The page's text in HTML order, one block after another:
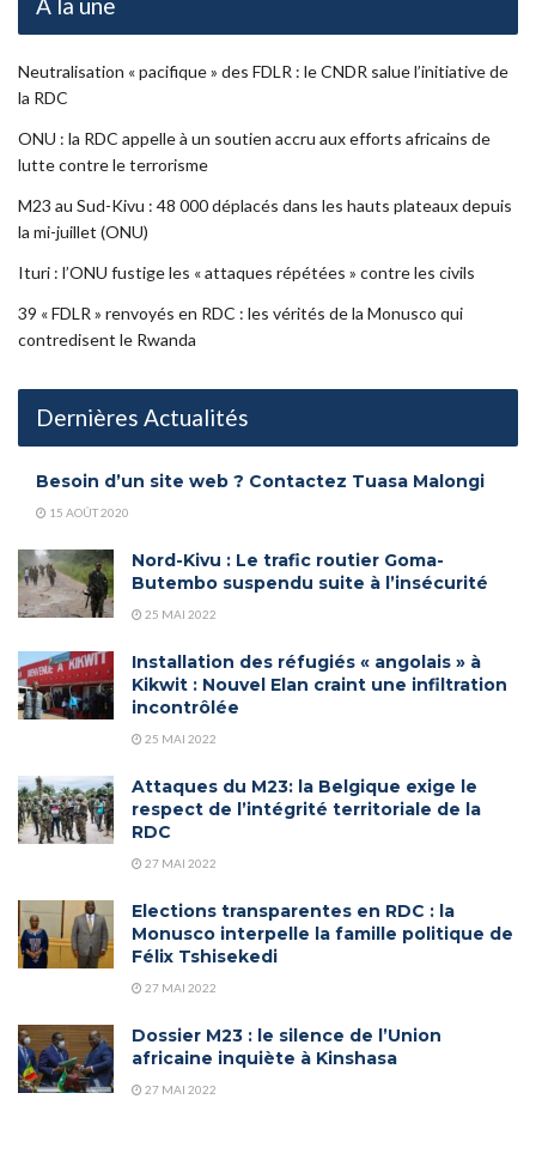
Neutralisation « pacifique » des FDLR : le CNDR salue l’initiative de
la RDC
ONU : la RDC appelle à un soutien accru aux efforts africains de
lutte contre le terrorisme
M23 au Sud-Kivu : 48 000 déplacés dans les hauts plateaux depuis
la mi-juillet (ONU)
Ituri : l’ONU fustige les « attaques répétées » contre les civils
39 « FDLR » renvoyés en RDC : les vérités de la Monusco qui
contredisent le Rwanda
Dernières Actualités
Besoin d’un site web ? Contactez Tuasa Malongi
15 AOÛT 2020
Nord-Kivu : Le trafic routier Goma-
Butembo suspendu suite à l’insécurité
25 MAI 2022
Installation des réfugiés « angolais » à
Kikwit : Nouvel Elan craint une infiltration
incontrôlée
25 MAI 2022
Attaques du M23: la Belgique exige le
respect de l’intégrité territoriale de la
RDC
27 MAI 2022
Elections transparentes en RDC : la
Monusco interpelle la famille politique de
Félix Tshisekedi
27 MAI 2022
Dossier M23 : le silence de l’Union
africaine inquiète à Kinshasa
27 MAI 2022